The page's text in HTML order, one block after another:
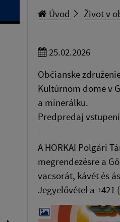
Úvod Život v
25.02.2026
Občianske
Kultúrnom dome v
a minerálku.
Predpredaj
A HORKAI Polgári
megrendezésre a
vacsorát, kávét és
Jegyelővétel a +421